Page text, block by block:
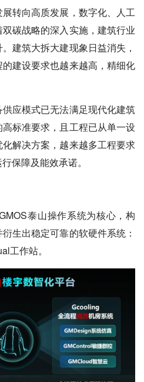
转向高质发展，数字化、人工
碳战略的深入实施，建筑行业
建筑大拆大建现象日益消失，
建设要求也越来越高，精细化
应模式已无法满足现代化建筑
标准要求，且工程已从单一设
解决方案，越来越多工程要求
保障及能效承诺。
泰山操作系统为核心，构
生出稳定可靠的软硬件系统：
工作站。